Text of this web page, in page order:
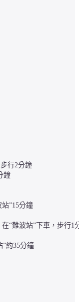
行2分鐘
鐘
”15分鐘
“難波站”下車，步行1
”約35分鐘